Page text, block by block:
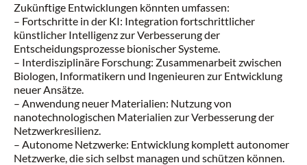
Zukünftige Entwicklungen könnten umfassen:
– Fortschritte in der KI: Integration fortschrittlicher
künstlicher Intelligenz zur Verbesserung der
Entscheidungsprozesse bionischer Systeme.
– Interdisziplinäre Forschung: Zusammenarbeit zwischen
Biologen, Informatikern und Ingenieuren zur Entwicklung
neuer Ansätze.
– Anwendung neuer Materialien: Nutzung von
nanotechnologischen Materialien zur Verbesserung der
Netzwerkresilienz.
– Autonome Netzwerke: Entwicklung komplett autonomer
Netzwerke, die sich selbst managen und schützen können.